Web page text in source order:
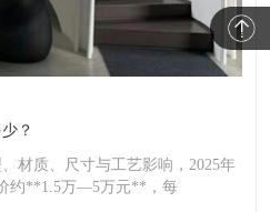
？
材质、尺寸与工艺影响，2025年
约**1.5万—5万元**，每